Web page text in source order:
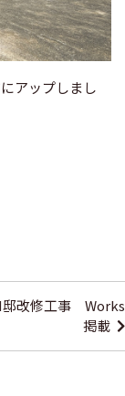
アップしまし
改修工事 Works
掲載